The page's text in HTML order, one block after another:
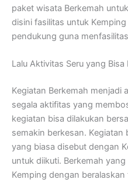
paket wisata Berkemah
disini fasilitas untuk
pendukung guna
Lalu Aktivitas Seru yang
Kegiatan Berkemah menjadi
segala aktifitas yang
kegiatan bisa dilakukan
semakin berkesan. Kegiatan
yang biasa disebut dengan
untuk diikuti. Berkemah
Kemping dengan